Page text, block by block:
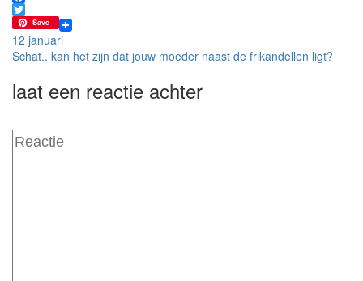
Facebook
Twitter
Save
Bericht
navigatie
12 januari
Schat.. kan het zijn dat jouw moeder naast de frikandellen ligt?
laat een reactie achter